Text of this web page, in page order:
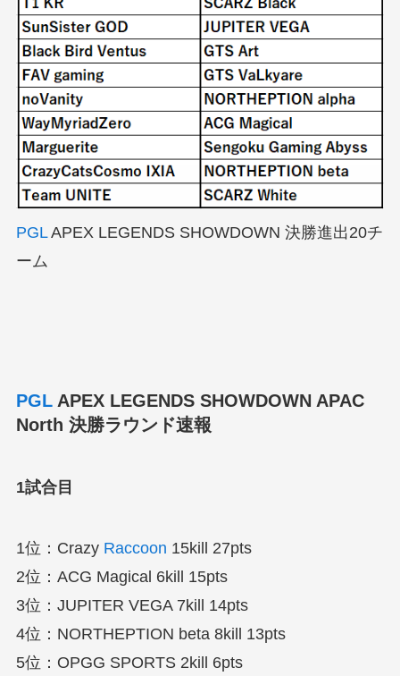
PGLAPEX LEGENDS SHOWDOWN 決勝進出20チ
ーム
PGLAPEX LEGENDS SHOWDOWN APAC
North 決勝ラウンド速報
1試合目
1位：Crazy Raccoon 15kill 27pts
2位：ACG Magical 6kill 15pts
3位：JUPITER VEGA 7kill 14pts
4位：NORTHEPTION beta 8kill 13pts
5位：OPGG SPORTS 2kill 6pts